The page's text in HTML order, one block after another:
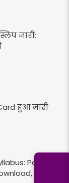
जारी:
हुआ जारी
Paper 1
Key